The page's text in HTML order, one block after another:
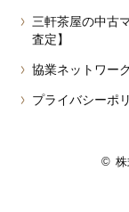
三軒茶屋の中古
査定】
協業ネットワーク
プライバシーポ
© 株